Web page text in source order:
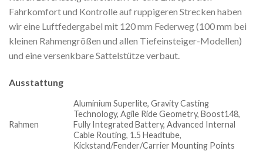
Fahrkomfort und Kontrolle auf ruppigeren Strecken haben
wir eine Luftfedergabel mit 120 mm Federweg (100 mm bei
kleinen Rahmengrößen und allen Tiefeinsteiger-Modellen)
und eine versenkbare Sattelstütze verbaut.
Ausstattung
Rahmen
Aluminium Superlite, Gravity Casting
Technology, Agile Ride Geometry, Boost148,
Fully Integrated Battery, Advanced Internal
Cable Routing, 1.5 Headtube,
Kickstand/Fender/Carrier Mounting Points